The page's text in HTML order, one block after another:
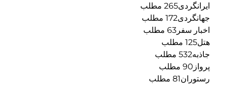
ایرانگردی265 مطلب
جهانگردی172 مطلب
اخبار سفر63 مطلب
هتل125 مطلب
جاذبه532 مطلب
پرواز90 مطلب
رستوران81 مطلب